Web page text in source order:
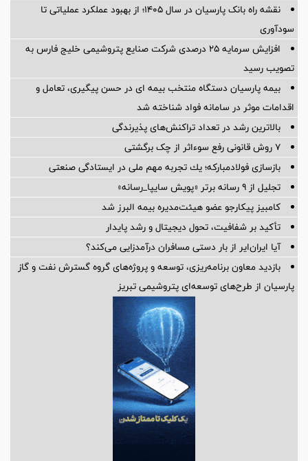
نقشه راه بانک پارسیان در سال ۱۴۰۵؛ از بهبود عملکرد عملیاتی تا
سودآوری
افزایش سرمایه ۲۵ درصدی شرکت صنایع پتروشیمی خلیج فارس به
تصویب رسید
بیمه پارسیان دستگاه منتخب بیمه ای در حسن پیگیری، تعامل و
اقدامات موثر در سامانه فواد شناخته شد
بالاترین رشد در تعداد تراکنش‌های پذیرندگی
۷ روش قانونی رفع سوء‌اثر از چک برگشتی
بازسازی فولادمباركه؛ یك تجربه مهم ملی در ایستادگی صنعتی
تجلیل از ۹ رسانه برتر «پویش سایپا_رسانه»
کامبیز پیکارجو عضو هیئت‌مدیره بيمه البرز شد
تأکید بر شفافیت، تحول دیجیتال و رشد پایدار
آیا ایران‌ایر از بار دستی مسافران درآمدزایی می‌کند؟
بازدید معاون برنامه‌ریزی، توسعه و پروژه‌های گروه گسترش نفت و گاز
پارسیان از طرح‌های توسعه‌ای پتروشیمی تبریز